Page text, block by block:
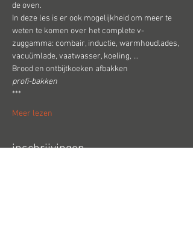
de oven.
In deze les is er ook mogelijkheid om meer te
weten te komen over het complete v-
zuggamma: combair, inductie, warmhoudlades,
vacuümlade, vaatwasser, koeling, ...
Brood en ontbijtkoeken afbakken
profi-bakken
***
Meer lezen
inschrijvingen